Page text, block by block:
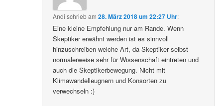
Andi schriebam28. März 2018 um 22:27 Uhr:
Eine kleine Empfehlung nur am Rande. Wenn
Skeptiker erwähnt werden ist es sinnvoll
hinzuschreiben welche Art, da Skeptiker selbst
normalerweise sehr für Wissenschaft eintreten und
auch die Skeptikerbewegung. Nicht mit
Klimawandelleugnern und Konsorten zu
verwechseln :)